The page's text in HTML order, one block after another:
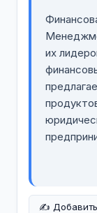
их
✍️ Добавить